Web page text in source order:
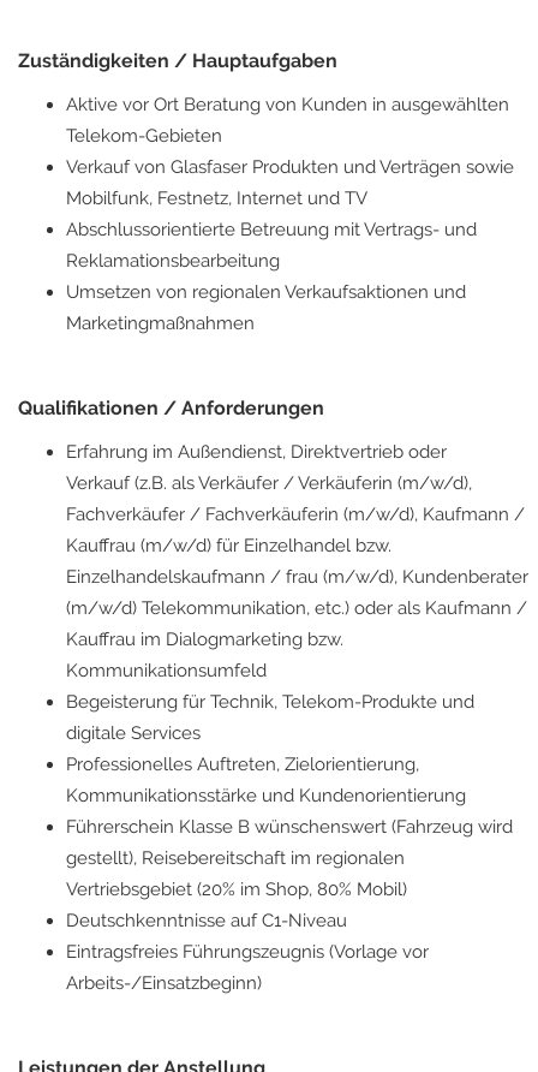
Zuständigkeiten / Hauptaufgaben
Aktive vor Ort Beratung von Kunden in ausgewählten
Telekom-Gebieten
Verkauf von Glasfaser Produkten und Verträgen sowie
Mobilfunk, Festnetz, Internet und TV
Abschlussorientierte Betreuung mit Vertrags- und
Reklamationsbearbeitung
Umsetzen von regionalen Verkaufsaktionen und
Marketingmaßnahmen
Qualifikationen / Anforderungen
Erfahrung im Außendienst, Direktvertrieb oder
Verkauf (z.B. als Verkäufer / Verkäuferin (m/w/d),
Fachverkäufer / Fachverkäuferin (m/w/d), Kaufmann /
Kauffrau (m/w/d) für Einzelhandel bzw.
Einzelhandelskaufmann / frau (m/w/d), Kundenberater
(m/w/d) Telekommunikation, etc.) oder als Kaufmann /
Kauffrau im Dialogmarketing bzw.
Kommunikationsumfeld
Begeisterung für Technik, Telekom-Produkte und
digitale Services
Professionelles Auftreten, Zielorientierung,
Kommunikationsstärke und Kundenorientierung
Führerschein Klasse B wünschenswert (Fahrzeug wird
gestellt), Reisebereitschaft im regionalen
Vertriebsgebiet (20% im Shop, 80% Mobil)
Deutschkenntnisse auf C1-Niveau
Eintragsfreies Führungszeugnis (Vorlage vor
Arbeits-/Einsatzbeginn)